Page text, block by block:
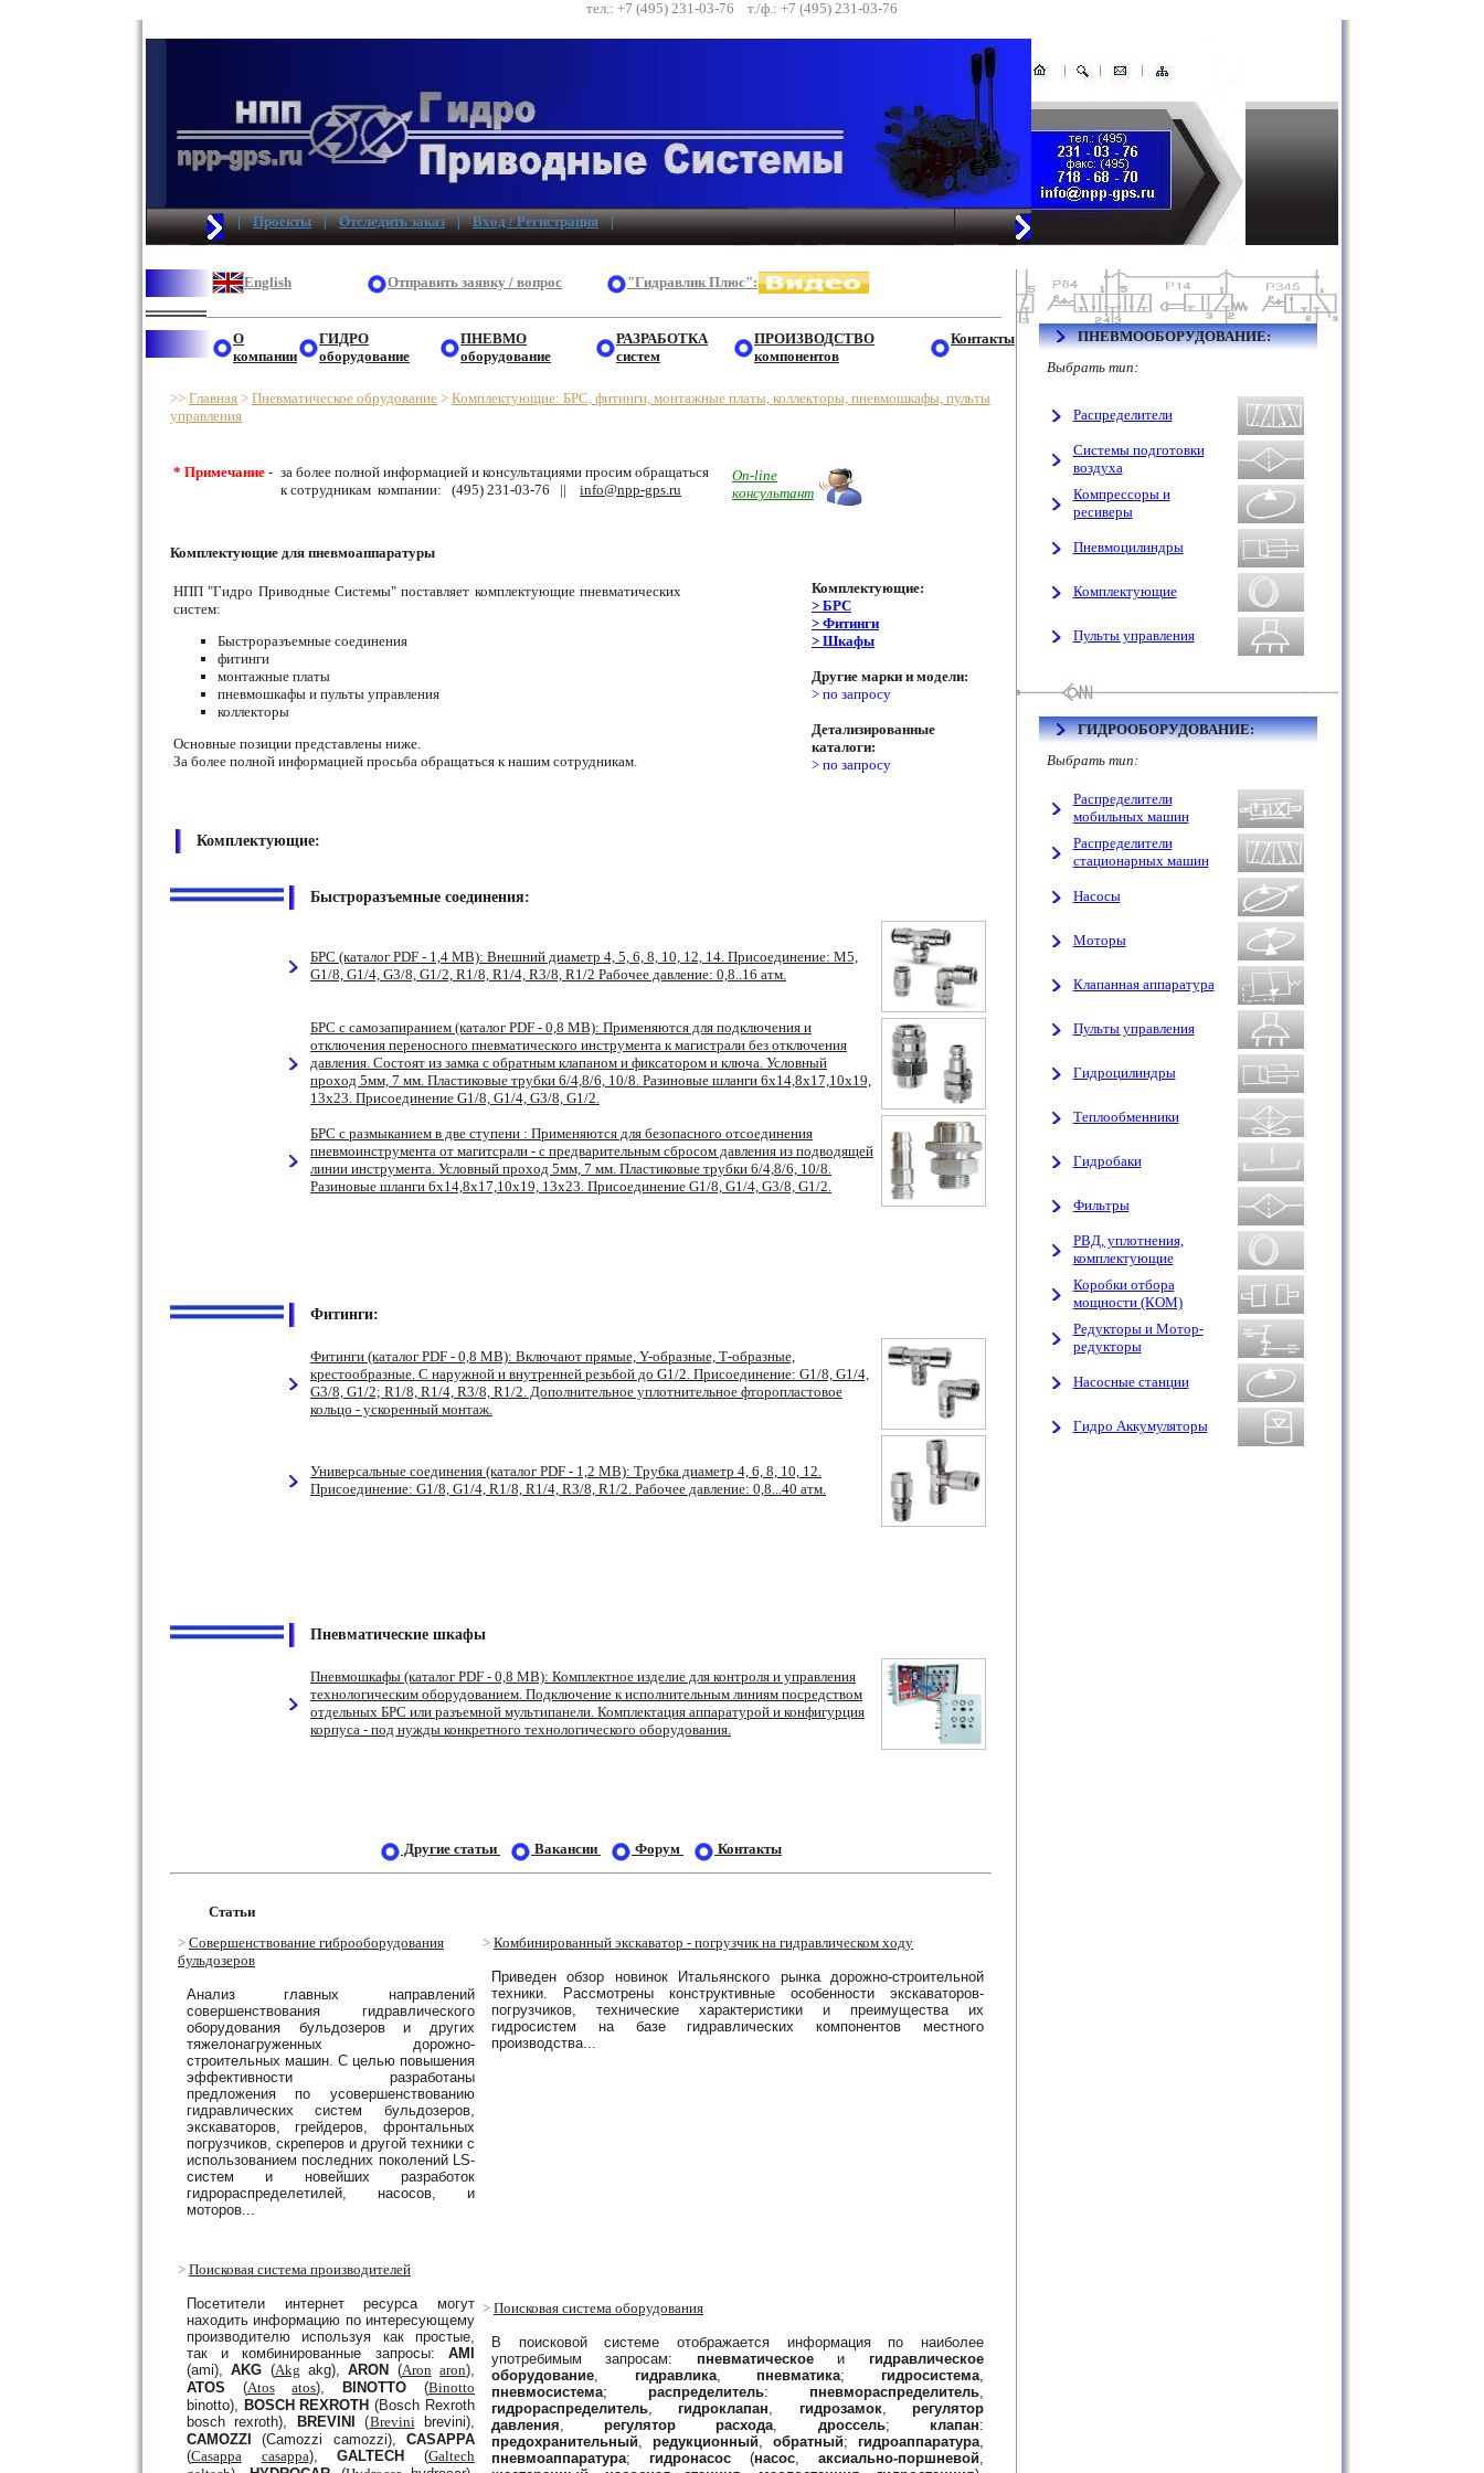
тел.: +7 (495) 231-03-76 т./ф.: +7 (495) 231-03-76
| Проекты | Отследить заказ | Вход / Регистрация |
English Отправить заявку / вопрос "Гидравлик Плюс":
О
компании
ГИДРО
оборудование
ПНЕВМО
оборудование
РАЗРАБОТКА
систем
ПРОИЗВОДСТВО
компонентов
Контакты
>> Главная > Пневматическое обрудование > Комплектующие: БРС, фитинги, монтажные платы, коллекторы, пневмошкафы, пульты
управления
* Примечание - за более полной информацией и консультациями просим обращаться
к сотрудникам компании: (495) 231-03-76 || info@npp-gps.ru
On-line
консультант
Комплектующие для пневмоаппаратуры
НПП "Гидро Приводные Системы" поставляет комплектующие пневматических
систем:
Быстроразъемные соединения
фитинги
монтажные платы
пневмошкафы и пульты управления
коллекторы
Основные позиции представлены ниже.
За более полной информацией просьба обращаться к нашим сотрудникам.
Комплектующие:
> БРС
> Фитинги
> Шкафы
Другие марки и модели:
> по запросу
Детализированные
каталоги:
> по запросу
Комплектующие:
Быстроразъемные соединения:
БРС (каталог PDF - 1,4 МВ): Внешний диаметр 4, 5, 6, 8, 10, 12, 14. Присоединение: M5,
G1/8, G1/4, G3/8, G1/2, R1/8, R1/4, R3/8, R1/2 Рабочее давление: 0,8..16 атм.
БРС с самозапиранием (каталог PDF - 0,8 МВ): Применяются для подключения и
отключения переносного пневматического инструмента к магистрали без отключения
давления. Состоят из замка с обратным клапаном и фиксатором и ключа. Условный
проход 5мм, 7 мм. Пластиковые трубки 6/4,8/6, 10/8. Разиновые шланги 6x14,8x17,10x19,
13x23. Присоединение G1/8, G1/4, G3/8, G1/2.
БРС с размыканием в две ступени : Применяются для безопасного отсоединения
пневмоинструмента от магитсрали - с предварительным сбросом давления из подводящей
линии инструмента. Условный проход 5мм, 7 мм. Пластиковые трубки 6/4,8/6, 10/8.
Разиновые шланги 6x14,8x17,10x19, 13x23. Присоединение G1/8, G1/4, G3/8, G1/2.
Фитинги:
Фитинги (каталог PDF - 0,8 МВ): Включают прямые, Y-образные, Т-образные,
крестообразные. С наружной и внутренней резьбой до G1/2. Присоединение: G1/8, G1/4,
G3/8, G1/2; R1/8, R1/4, R3/8, R1/2. Дополнительное уплотнительное фторопластовое
кольцо - ускоренный монтаж.
Универсальные соединения (каталог PDF - 1,2 МВ): Трубка диаметр 4, 6, 8, 10, 12.
Присоединение: G1/8, G1/4, R1/8, R1/4, R3/8, R1/2. Рабочее давление: 0,8...40 атм.
Пневматические шкафы
Пневмошкафы (каталог PDF - 0,8 МВ): Комплектное изделие для контроля и управления
технологическим оборудованием. Подключение к исполнительным линиям посредством
отдельных БРС или разъемной мультипанели. Комплектация аппаратурой и конфигурция
корпуса - под нужды конкретного технологического оборудования.
Другие cтатьи Вакансии Форум Контакты
Статьи
> Совершенствование гиброоборудования
бульдозеров
Анализ главных направлений
совершенствования гидравлического
оборудования бульдозеров и других
тяжелонагруженных дорожно-
строительных машин. С целью повышения
эффективности разработаны
предложения по усовершенствованию
гидравлических систем бульдозеров,
экскаваторов, грейдеров, фронтальных
погрузчиков, скреперов и другой техники с
использованием последних поколений LS-
систем и новейших разработок
гидрораспределетилей, насосов, и
моторов...
> Комбинированный экскаватор - погрузчикна гидравлическом ходу
Приведен обзор новинок Итальянского рынка дорожно-строительной
техники. Рассмотрены конструктивные особенности экскаваторов-
погрузчиков, технические характеристики и преимущества их
гидросистем на базе гидравлических компонентов местного
производства...
> Поисковая система производителей
Посетители интернет ресурса могут
находить информацию по интересующему
производителю используя как простые,
так и комбинированные запросы: AMI
(ami),AKG (Akg akg),ARON (Aron aron),
ATOS (Atos atos), BINOTTO (Binotto
binotto), BOSCH REXROTH (Bosch Rexroth
bosch rexroth),
BREVINI (Brevinibrevini),
CAMOZZI
(Camozzi camozzi), CASAPPA
(Casappa casappa),GALTECH (Galtech
> Поисковая система оборудования
В поисковой системе отображается информация по наиболее
употребимым запросам: пневматическоеи гидравлическое
оборудование, гидравлика, пневматика; гидросистема,
пневмосистема; распределитель: пневмораспределитель,
гидрораспределитель, гидроклапан, гидрозамок, регулятор
давления,регулятор расхода, дроссель; клапан:
предохранительный, редукционный, обратный; гидроаппаратура,
пневмоаппаратура; гидронасос(насос,аксиально-поршневой,
ПНЕВМООБОРУДОВАНИЕ:
Выбрать тип:
Распределители
Системы подготовки
воздуха
Компрессоры и
ресиверы
Пневмоцилиндры
Комплектующие
Пульты управления
ГИДРООБОРУДОВАНИЕ:
Выбрать тип:
Распределители
мобильных машин
Распределители
стационарных машин
Насосы
Моторы
Клапанная аппаратура
Пульты управления
Гидроцилиндры
Теплообменники
Гидробаки
Фильтры
РВД, уплотнения,
комплектующие
Коробки отбора
мощности (КОМ)
Редукторы и Мотор-
редукторы
Насосные станции
Гидро Аккумуляторы